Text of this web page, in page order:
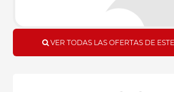
VER TODAS LAS OFERTAS DE